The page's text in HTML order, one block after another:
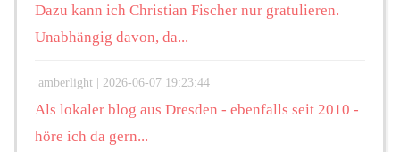
Dazu kann ich Christian Fischer nur gratulieren.
Unabhängig davon, da...
amberlight | 2026-06-07 19:23:44
Als lokaler blog aus Dresden - ebenfalls seit 2010 -
höre ich da gern...